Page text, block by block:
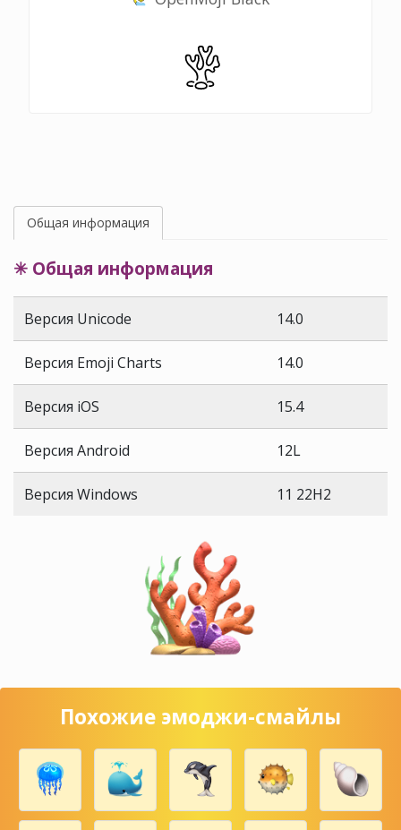
Общая информация
✳ Общая информация
Версия Unicode 14.0
Версия Emoji Charts 14.0
Версия iOS 15.4
Версия Android 12L
Версия Windows 11 22H2
Похожие эмоджи-смайлы